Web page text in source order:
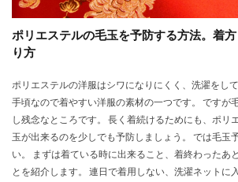
ポリエステルの毛玉を予防する方法。着
り方
ポリエステルの洋服はシワになりにくく、洗濯をし
手頃なので着やすい洋服の素材の一つです。 ですが
し残念なところです。 長く着続けるためにも、ポリ
玉が出来るのを少しでも予防しましょう。 では毛玉
い。 まずは着ている時に出来ること、着終わったあ
とを紹介します。 連日で着用しない、洗濯ネットに